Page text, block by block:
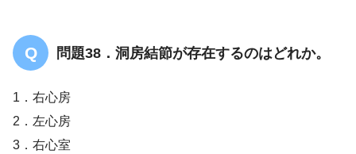
問題38．洞房結節が存在するのはどれか。
1．右心房
2．左心房
3．右心室